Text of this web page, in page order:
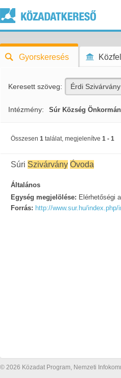
Gyorskeresés
Keresett szöveg:
Intézmény: Súr Község
Összesen 1 találat, megjelenítve 1 - 1
Súri Szivárvány Óvoda
Általános
Egység megjelölése: Elérhetőségi
Forrás: http://www.sur.hu/
© 2026 Közadat Program, Nemzeti